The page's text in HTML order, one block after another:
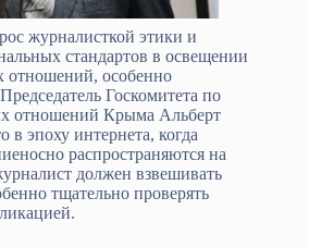
журналисткой этики и
стандартов в освещении
особенно
Госкомитета по
отношений Крыма Альберт
в эпоху интернета, когда
распространяются на
должен взвешивать
тщательно проверять